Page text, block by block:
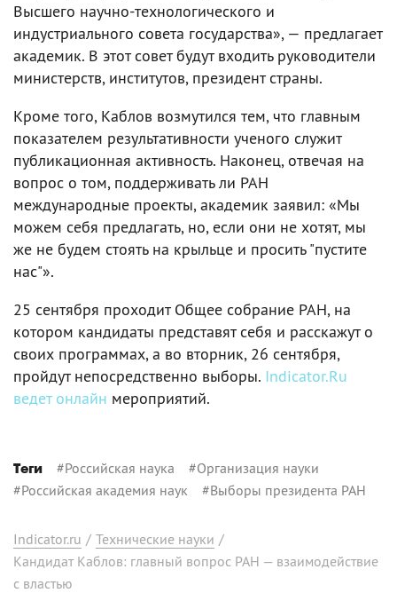
Высшего научно-технологического и
индустриального совета государства», — предлагает
академик. В этот совет будут входить руководители
министерств, институтов, президент страны.
Кроме того, Каблов возмутился тем, что главным
показателем результативности ученого служит
публикационная активность. Наконец, отвечая на
вопрос о том, поддерживать ли РАН
международные проекты, академик заявил: «Мы
можем себя предлагать, но, если они не хотят, мы
же не будем стоять на крыльце и просить "пустите
нас"».
25 сентября проходит Общее собрание РАН, на
котором кандидаты представят себя и расскажут о
своих программах, а во вторник, 26 сентября,
пройдут непосредственно выборы. Indicator.Ru
ведет онлайн мероприятий.
Теги #Российская наука #Организация науки
#Российская академия наук #Выборы президента РАН
Indicator.ru / Технические науки /
Кандидат Каблов: главный вопрос РАН — взаимодействие
с властью